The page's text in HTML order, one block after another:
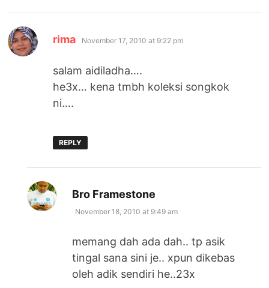
rima says:
November 17, 2010 at 9:22 pm
salam aidiladha….
he3x… kena tmbh koleksi songkok
ni….
REPLY
Bro Framestone
November 18, 2010 at 9:49 am
memang dah ada dah.. tp asik
tingal sana sini je.. xpun dikebas
oleh adik sendiri he..23x